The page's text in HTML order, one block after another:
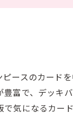
ースのカード
富で、デッキ
気になるカー